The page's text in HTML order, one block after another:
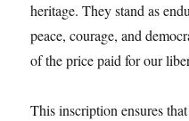
heritage. They stand as
peace, courage, and
of the price paid for our
This inscription ensures